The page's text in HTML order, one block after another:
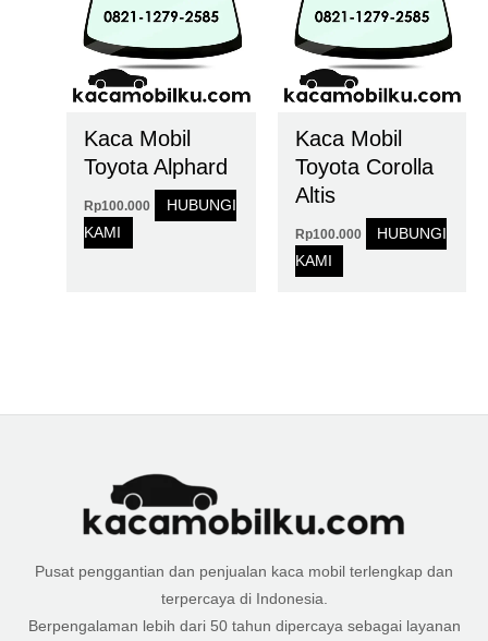
Kaca Mobil
Toyota Alphard
Rp100.000
HUBUNGI
KAMI
Kaca Mobil
Toyota Corolla
Altis
Rp100.000
HUBUNGI
KAMI
Pusat penggantian dan penjualan kaca mobil terlengkap dan
terpercaya di Indonesia.
Berpengalaman lebih dari 50 tahun dipercaya sebagai layanan